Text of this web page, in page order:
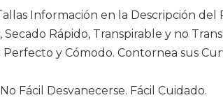
Información en la Descripción del
Secado Rápido, Transpirable y no
y Cómodo. Contornea sus
Fácil Desvanecerse. Fácil Cuidado.